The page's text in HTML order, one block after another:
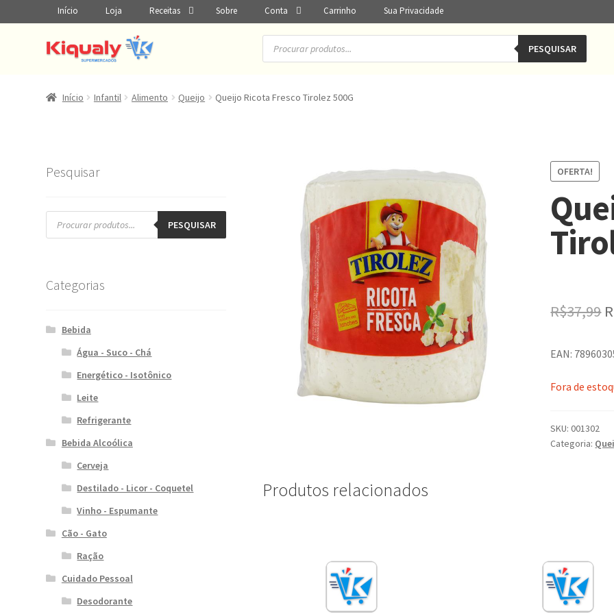
Início Loja Receitas Sobre Conta Carrinho Sua Privacidade
Pesquisar
produtos PESQUISAR
Início Infantil Alimento Queijo Queijo Ricota Fresco Tirolez 500G
OFERTA!
R$37,99 O
EAN:
Fora de
SKU:001302
Categoria:
Produtos relacionados
Pesquisar
Pesquisar
produtos PESQUISAR
Categorias
Bebida
Água - Suco - Chá
Energético - Isotônico
Leite
Refrigerante
Bebida Alcoólica
Cerveja
Destilado - Licor - Coquetel
Vinho - Espumante
Cão - Gato
Ração
Cuidado Pessoal
Desodorante